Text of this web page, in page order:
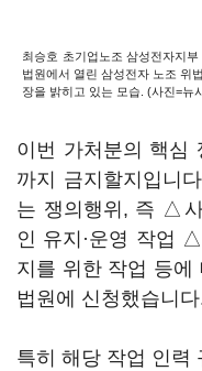
최승호 초기업노조 삼성전자지
법원에서 열린 삼성전자 노조 위
장을 밝히고 있는 모습. (사진=뉴
이번 가처분의 핵심
까지 금지할지입니
는 쟁의행위, 즉 △
인 유지·운영 작업
지를 위한 작업 등에
법원에 신청했습니
특히 해당 작업 인력